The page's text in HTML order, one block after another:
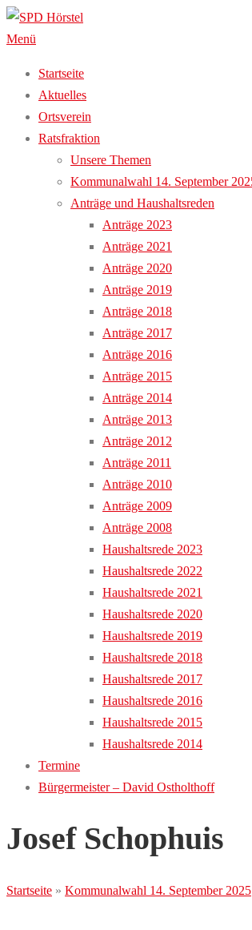
Zum
Inhalt
Menü
Startseite
Aktuelles
Ortsverein
Ratsfraktion
Unsere Themen
Kommunalwahl 14. September
Anträge und Haushaltsreden
Anträge 2023
Anträge 2021
Anträge 2020
Anträge 2019
Anträge 2018
Anträge 2017
Anträge 2016
Anträge 2015
Anträge 2014
Anträge 2013
Anträge 2012
Anträge 2011
Anträge 2010
Anträge 2009
Anträge 2008
Haushaltsrede 2023
Haushaltsrede 2022
Haushaltsrede 2021
Haushaltsrede 2020
Haushaltsrede 2019
Haushaltsrede 2018
Haushaltsrede 2017
Haushaltsrede 2016
Haushaltsrede 2015
Haushaltsrede 2014
Termine
Bürgermeister – David Ostholthoff
Josef Schophuis
Startseite » Kommunalwahl 14. September 2025